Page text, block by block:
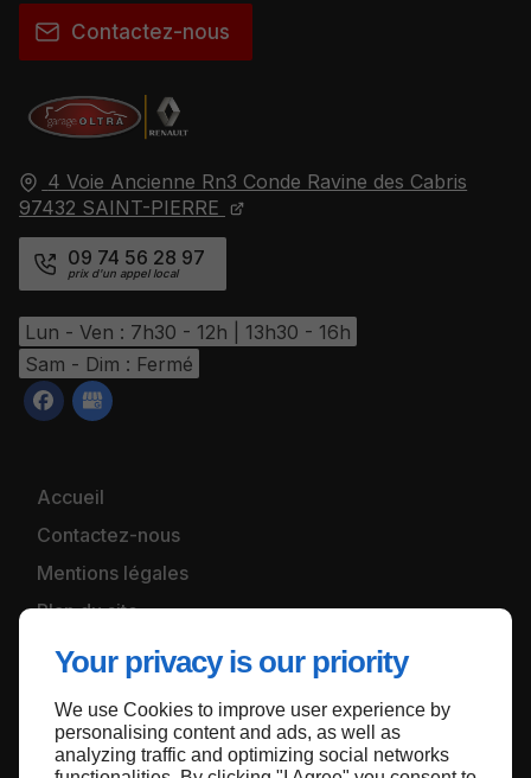
Your privacy is our priority
We use Cookies to improve user experience by
personalising content and ads, as well as
analyzing traffic and optimizing social networks
4 Voie Ancienne Rn3 Conde Ravine des Cabris
97432 SAINT-PIERRE
09 74 56 28 97
Lun - Ven : 7h30 - 12h | 13h30 - 16h
Sam - Dim : Fermé
Accueil
Contactez-nous
Mentions légales
Plan du site
Contactez-nous
Haut de page